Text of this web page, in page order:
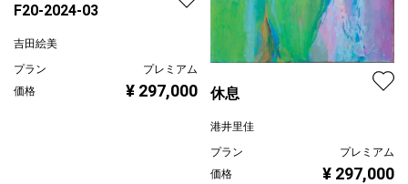
F20-2024-03
吉田絵美
プラン
プレミアム
価格
¥ 297,000 休息
港井里佳
プラン
プレミアム
価格
¥ 297,000